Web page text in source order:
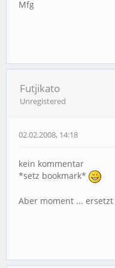
Mfg
Futjikato
Unregistered
02.02.2008, 14:18
kein kommentar
*setz bookmark*
Aber moment ...